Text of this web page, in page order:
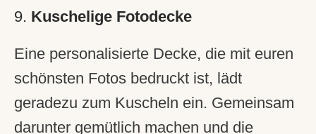
9. Kuschelige Fotodecke
Eine personalisierte Decke, die mit euren
schönsten Fotos bedruckt ist, lädt
geradezu zum Kuscheln ein. Gemeinsam
darunter gemütlich machen und die